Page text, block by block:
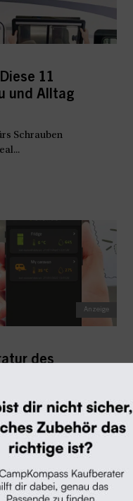
11
und Alltag
Schrauben
des
Trailer lässt sich